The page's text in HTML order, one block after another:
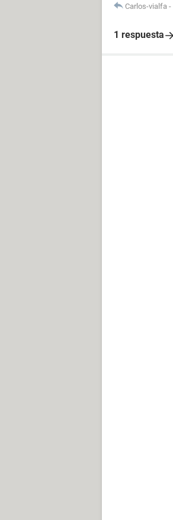
Carlos-vialfa -
1 respuesta